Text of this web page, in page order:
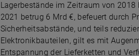
Lagerbestände im Zeitraum von
2021 betrug 6 Mrd €, befeuert durch
Sicherheitsabstände, und teils
Elektronikbauteilen, gilt es mit
Entspannung der Lieferketten und